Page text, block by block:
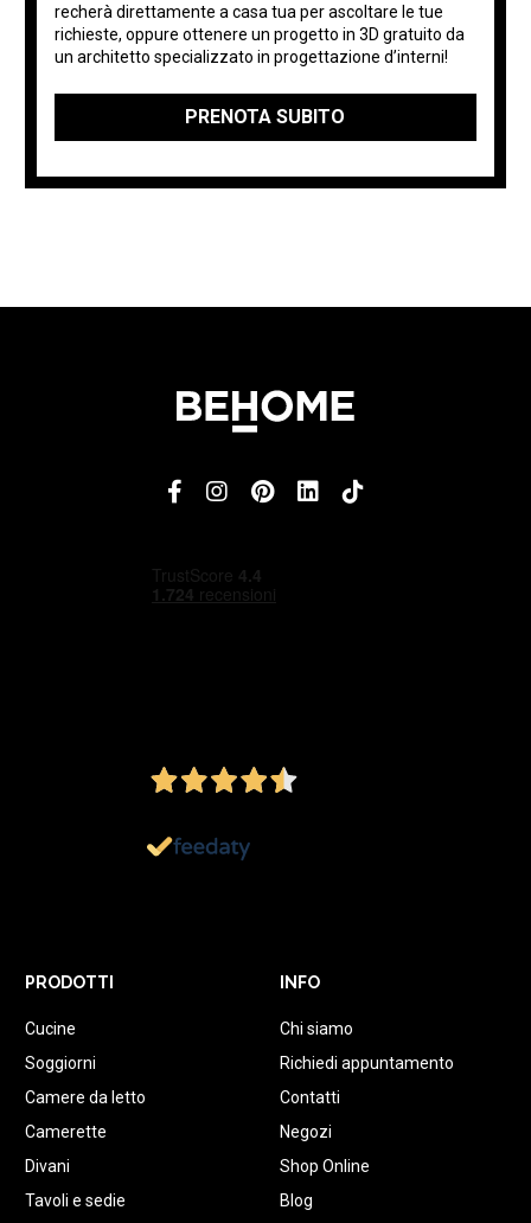
recherà direttamente a casa tua per ascoltare le tue
richieste, oppure ottenere un progetto in 3D gratuito da
un architetto specializzato in progettazione d’interni!
PRENOTA SUBITO
PRODOTTI
Cucine
Soggiorni
Camere da letto
Camerette
Divani
Tavoli e sedie
INFO
Chi siamo
Richiedi appuntamento
Contatti
Negozi
Shop Online
Blog